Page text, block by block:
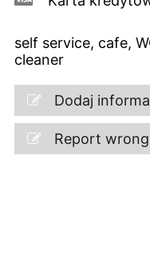
self service, cafe,
cleaner
Dodaj
Report